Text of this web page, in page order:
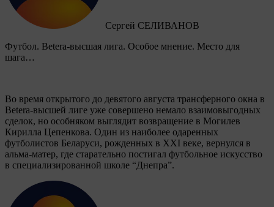
Сергей СЕЛИВАНОВ
Футбол. Betera-высшая лига. Особое мнение. Место для
шага…
Во время открытого до девятого августа трансферного окна в
Betera-высшей лиге уже совершено немало взаимовыгодных
сделок, но особняком выглядит возвращение в Могилев
Кирилла Цепенкова. Один из наиболее одаренных
футболистов Беларуси, рожденных в XXI веке, вернулся в
альма-матер, где старательно постигал футбольное искусство
в специализированной школе “Днепра”.